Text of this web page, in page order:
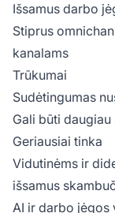
Išsamus darbo
Stiprus
kanalams
Trūkumai
Sudėtingumas
Gali būti
Geriausiai tinka
Vidutinėms ir
išsamus
AI ir darbo jėgos